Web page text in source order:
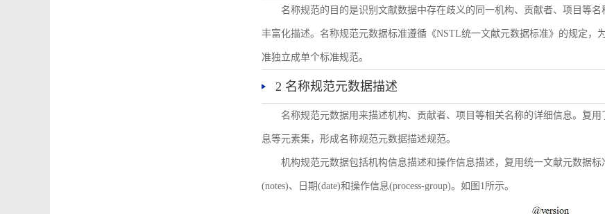
名称规范的目的是识别文献数据中存在歧义的同一机构、贡献者、项目等
丰富化描述。名称规范元数据标准遵循《NSTL统一文献元数据标准》的规定，
准独立成单个标准规范。
2 名称规范元数据描述
名称规范元数据用来描述机构、贡献者、项目等相关名称的详细信息。复
息等元素集，形成名称规范元数据描述规范。
机构规范元数据包括机构信息描述和操作信息描述，复用统一文献元数据标
(notes)、日期(date)和操作信息(process-group)。如图1所示。